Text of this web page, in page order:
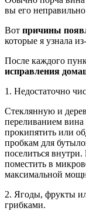
вы его
Вот причины
которые я узнала
После каждого
исправления
1. Недостаточно
Стеклянную и
переливанием
прокипятить или
пробкам для
поселиться
поместить в
максимальной
2. Ягоды, фрукты
грибками.